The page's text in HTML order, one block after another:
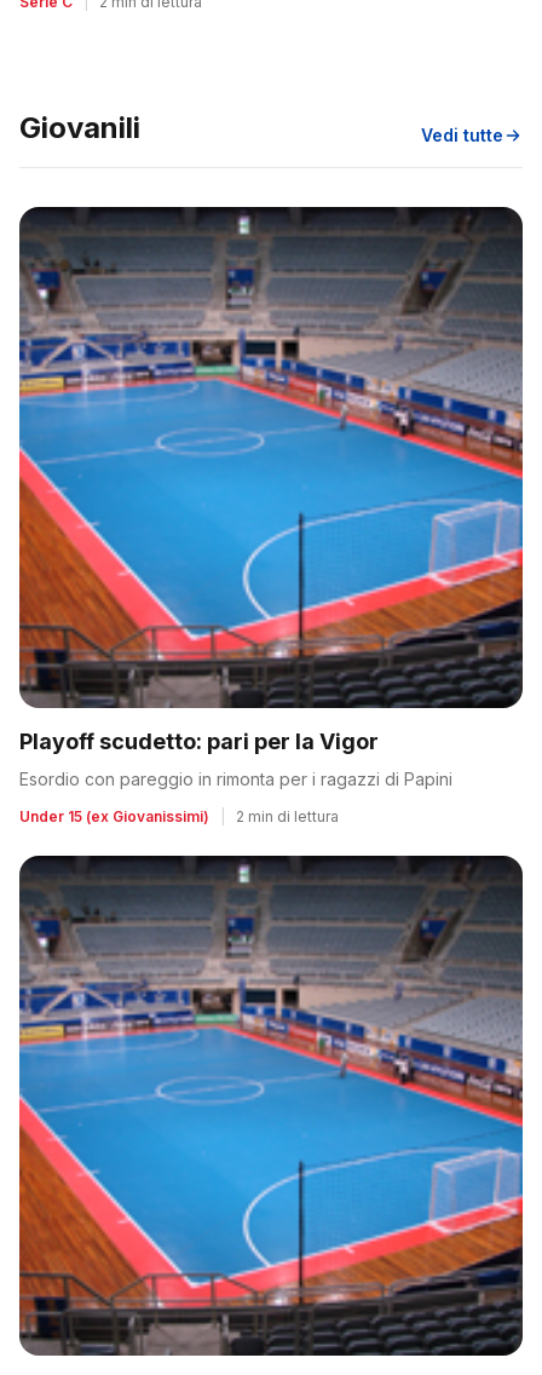
Giovanili Vedi tutte
Playoff scudetto: pari per la Vigor
Esordio con pareggio in rimonta per i ragazzi di Papini
Under 15 (ex Giovanissimi) 2 min di lettura